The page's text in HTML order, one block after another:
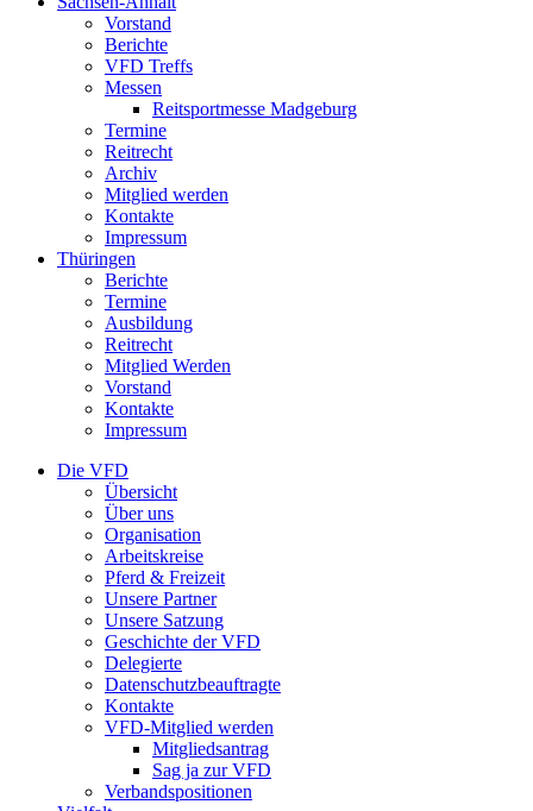
Vorstand
Berichte
VFD Treffs
Messen
Reitsportmesse Madgeburg
Termine
Reitrecht
Archiv
Mitglied werden
Kontakte
Impressum
Thüringen
Berichte
Termine
Ausbildung
Reitrecht
Mitglied Werden
Vorstand
Kontakte
Impressum
Die VFD
Übersicht
Über uns
Organisation
Arbeitskreise
Pferd & Freizeit
Unsere Partner
Unsere Satzung
Geschichte der VFD
Delegierte
Datenschutzbeauftragte
Kontakte
VFD-Mitglied werden
Mitgliedsantrag
Sag ja zur VFD
Verbandspositionen